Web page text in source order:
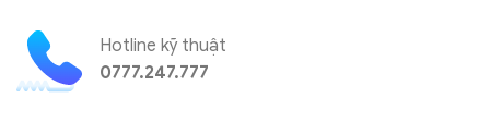
Hotline kỹ thuật
0777.247.777